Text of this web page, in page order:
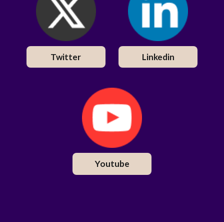
Twitter Linkedin
Youtube